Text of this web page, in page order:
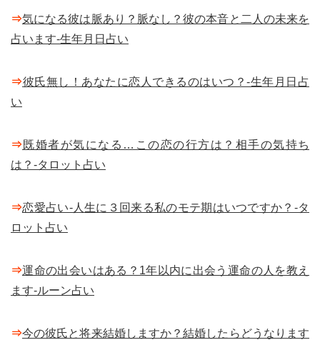
⇒気になる彼は脈あり？脈なし？彼の本音と二人の未来を
占います-生年月日占い
⇒彼氏無し！あなたに恋人できるのはいつ？-生年月日占
い
⇒既婚者が気になる…この恋の行方は？相手の気持ち
は？-タロット占い
⇒恋愛占い-人生に３回来る私のモテ期はいつですか？-タ
ロット占い
⇒運命の出会いはある？1年以内に出会う運命の人を教え
ます-ルーン占い
⇒今の彼氏と将来結婚しますか？結婚したらどうなります